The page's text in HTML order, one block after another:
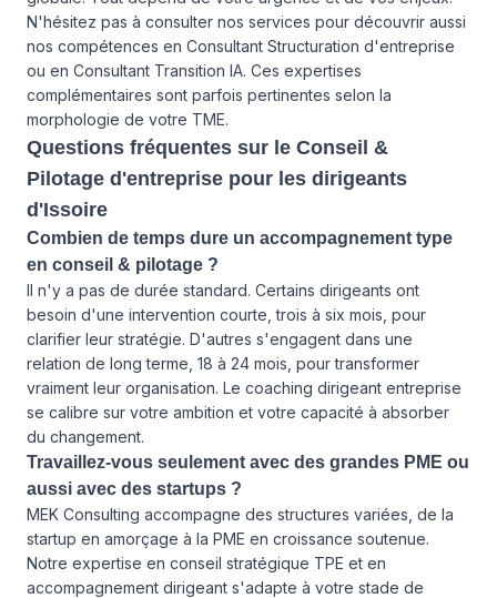
N'hésitez pas à consulter nos services pour découvrir aussi
nos compétences en Consultant Structuration d'entreprise
ou en Consultant Transition IA. Ces expertises
complémentaires sont parfois pertinentes selon la
morphologie de votre TME.
Questions fréquentes sur le Conseil &
Pilotage d'entreprise pour les dirigeants
d'Issoire
Combien de temps dure un accompagnement type
en conseil & pilotage ?
Il n'y a pas de durée standard. Certains dirigeants ont
besoin d'une intervention courte, trois à six mois, pour
clarifier leur stratégie. D'autres s'engagent dans une
relation de long terme, 18 à 24 mois, pour transformer
vraiment leur organisation. Le coaching dirigeant entreprise
se calibre sur votre ambition et votre capacité à absorber
du changement.
Travaillez-vous seulement avec des grandes PME ou
aussi avec des startups ?
MEK Consulting accompagne des structures variées, de la
startup en amorçage à la PME en croissance soutenue.
Notre expertise en conseil stratégique TPE et en
accompagnement dirigeant s'adapte à votre stade de